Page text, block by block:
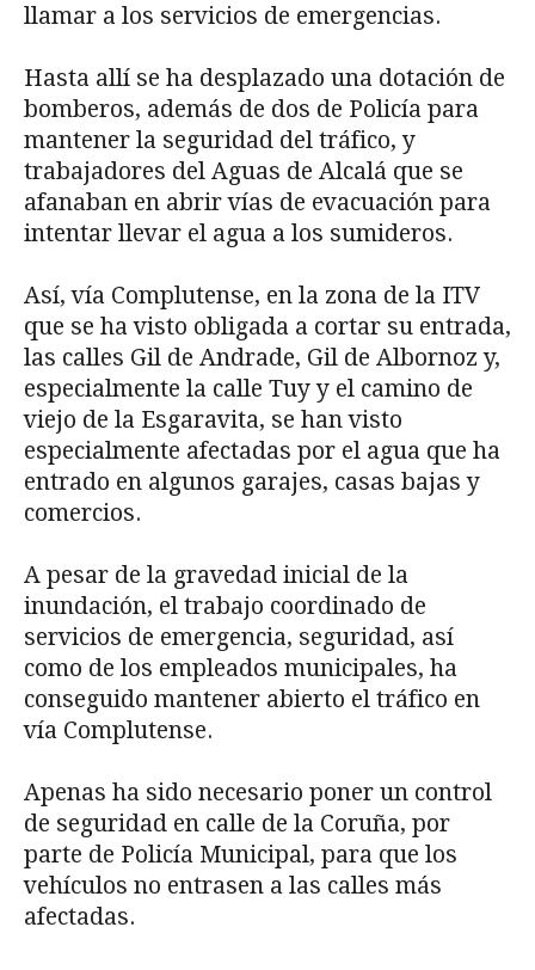
llamar a los servicios de emergencias.
Hasta allí se ha desplazado una dotación de
bomberos, además de dos de Policía para
mantener la seguridad del tráfico, y
trabajadores del Aguas de Alcalá que se
afanaban en abrir vías de evacuación para
intentar llevar el agua a los sumideros.
Así, vía Complutense, en la zona de la ITV
que se ha visto obligada a cortar su entrada,
las calles Gil de Andrade, Gil de Albornoz y,
especialmente la calle Tuy y el camino de
viejo de la Esgaravita, se han visto
especialmente afectadas por el agua que ha
entrado en algunos garajes, casas bajas y
comercios.
A pesar de la gravedad inicial de la
inundación, el trabajo coordinado de
servicios de emergencia, seguridad, así
como de los empleados municipales, ha
conseguido mantener abierto el tráfico en
vía Complutense.
Apenas ha sido necesario poner un control
de seguridad en calle de la Coruña, por
parte de Policía Municipal, para que los
vehículos no entrasen a las calles más
afectadas.